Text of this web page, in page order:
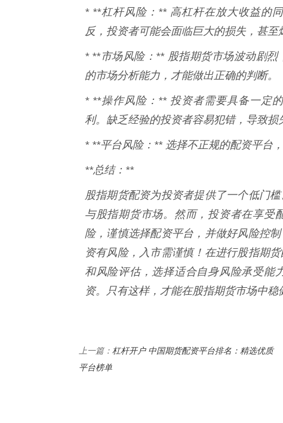
* **杠杆风险：** 高杠杆在放大收益的
反，投资者可能会面临巨大的损失，甚至
* **市场风险：** 股指期货市场波动剧
的市场分析能力，才能做出正确的判断。
* **操作风险：** 投资者需要具备一定
利。缺乏经验的投资者容易犯错，导致损
* **平台风险：** 选择不正规的配资平台
**总结：**
股指期货配资为投资者提供了一个低门
与股指期货市场。然而，投资者在享受
险，谨慎选择配资平台，并做好风险控
资有风险，入市需谨慎！在进行股指期
和风险评估，选择适合自身风险承受能
资。只有这样，才能在股指期货市场中稳
上一篇： 杠杆开户 中国期货配资平台排名：精选优质
平台榜单